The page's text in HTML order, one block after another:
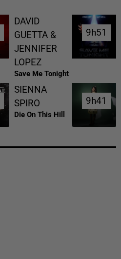
DAVID
GUETTA &
JENNIFER
LOPEZ
Save Me Tonight
9h51
9h51
SIENNA
SPIRO
Die On This Hill
9h41
9h41